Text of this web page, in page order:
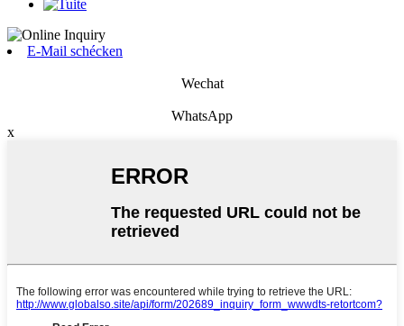
E-Mail schécken
Wechat
WhatsApp
x